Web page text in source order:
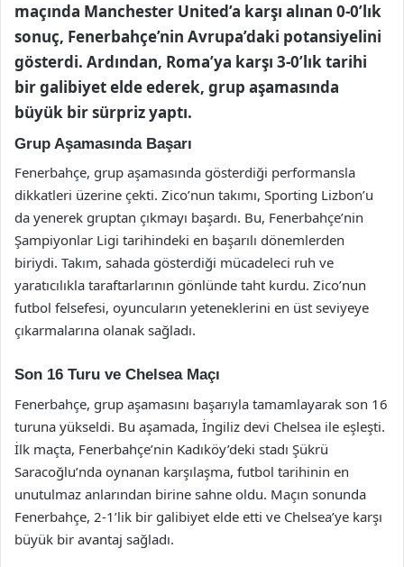
maçında Manchester United’a karşı alınan 0-0’lık
sonuç, Fenerbahçe’nin Avrupa’daki potansiyelini
gösterdi. Ardından, Roma’ya karşı 3-0’lık tarihi
bir galibiyet elde ederek, grup aşamasında
büyük bir sürpriz yaptı.
Grup Aşamasında Başarı
Fenerbahçe, grup aşamasında gösterdiği performansla
dikkatleri üzerine çekti. Zico’nun takımı, Sporting Lizbon’u
da yenerek gruptan çıkmayı başardı. Bu, Fenerbahçe’nin
Şampiyonlar Ligi tarihindeki en başarılı dönemlerden
biriydi. Takım, sahada gösterdiği mücadeleci ruh ve
yaratıcılıkla taraftarlarının gönlünde taht kurdu. Zico’nun
futbol felsefesi, oyuncuların yeteneklerini en üst seviyeye
çıkarmalarına olanak sağladı.
Son 16 Turu ve Chelsea Maçı
Fenerbahçe, grup aşamasını başarıyla tamamlayarak son 16
turuna yükseldi. Bu aşamada, İngiliz devi Chelsea ile eşleşti.
İlk maçta, Fenerbahçe’nin Kadıköy’deki stadı Şükrü
Saracoğlu’nda oynanan karşılaşma, futbol tarihinin en
unutulmaz anlarından birine sahne oldu. Maçın sonunda
Fenerbahçe, 2-1’lik bir galibiyet elde etti ve Chelsea’ye karşı
büyük bir avantaj sağladı.